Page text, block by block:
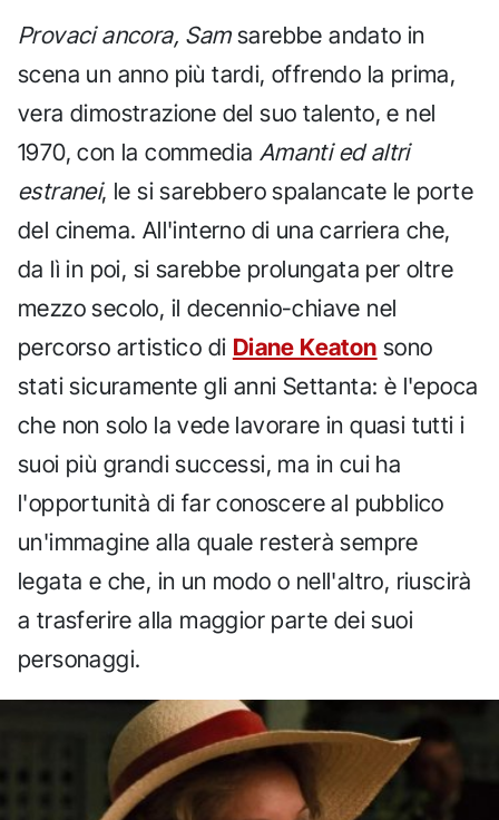
Provaci ancora, Samsarebbe andato in
scena un anno più tardi, offrendo la prima,
vera dimostrazione del suo talento, e nel
1970, con la commedia Amanti ed altri
estranei, le si sarebbero spalancate le porte
del cinema. All'interno di una carriera che,
da lì in poi, si sarebbe prolungata per oltre
mezzo secolo, il decennio-chiave nel
percorso artistico di Diane Keaton sono
stati sicuramente gli anni Settanta: è l'epoca
che non solo la vede lavorare in quasi tutti i
suoi più grandi successi, ma in cui ha
l'opportunità di far conoscere al pubblico
un'immagine alla quale resterà sempre
legata e che, in un modo o nell'altro, riuscirà
a trasferire alla maggior parte dei suoi
personaggi.